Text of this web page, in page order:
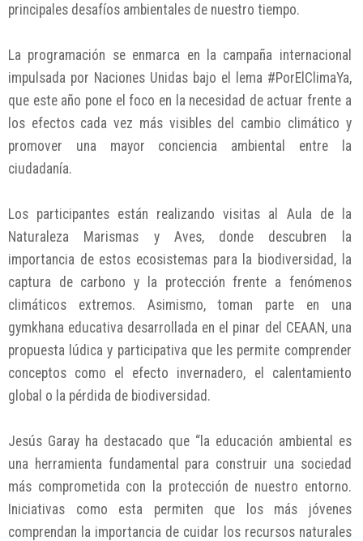
principales desafíos ambientales de nuestro tiempo.
La programación se enmarca en la campaña internacional
impulsada por Naciones Unidas bajo el lema #PorElClimaYa,
que este año pone el foco en la necesidad de actuar frente a
los efectos cada vez más visibles del cambio climático y
promover una mayor conciencia ambiental entre la
ciudadanía.
Los participantes están realizando visitas al Aula de la
Naturaleza Marismas y Aves, donde descubren la
importancia de estos ecosistemas para la biodiversidad, la
captura de carbono y la protección frente a fenómenos
climáticos extremos. Asimismo, toman parte en una
gymkhana educativa desarrollada en el pinar del CEAAN, una
propuesta lúdica y participativa que les permite comprender
conceptos como el efecto invernadero, el calentamiento
global o la pérdida de biodiversidad.
Jesús Garay ha destacado que “la educación ambiental es
una herramienta fundamental para construir una sociedad
más comprometida con la protección de nuestro entorno.
Iniciativas como esta permiten que los más jóvenes
comprendan la importancia de cuidar los recursos naturales